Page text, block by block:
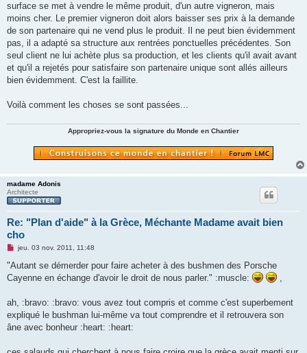
surface se met à vendre le même produit, d'un autre vigneron, mais
moins cher. Le premier vigneron doit alors baisser ses prix à la demande
de son partenaire qui ne vend plus le produit. Il ne peut bien évidemment
pas, il a adapté sa structure aux rentrées ponctuelles précédentes. Son
seul client ne lui achète plus sa production, et les clients qu'il avait avant
et qu'il a rejetés pour satisfaire son partenaire unique sont allés ailleurs
bien évidemment. C'est la faillite.
Voilà comment les choses se sont passées...
Appropriez-vous la signature du Monde en Chantier
madame Adonis
Architecte
Re: "Plan d'aide" à la Grèce, Méchante Madame avait bien
cho
M
s
a
n
o
n
l
jeu. 03 nov. 2011, 11:48
"Autant se démerder pour faire acheter à des bushmen des Porsche
Cayenne en échange d'avoir le droit de nous parler." :muscle:
,
ah, :bravo: :bravo: vous avez tout compris et comme c'est superbement
expliqué le bushman lui-même va tout comprendre et il retrouvera son
âne avec bonheur :heart: :heart: